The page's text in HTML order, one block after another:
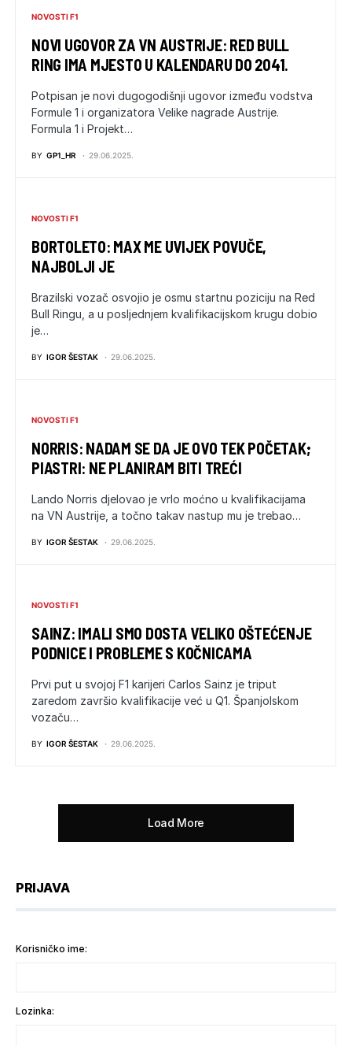
NOVOSTI F1
NOVI UGOVOR ZA VN AUSTRIJE: RED BULL
RING IMA MJESTO U KALENDARU DO 2041.
Potpisan je novi dugogodišnji ugovor između vodstva
Formule 1 i organizatora Velike nagrade Austrije.
Formula 1 i Projekt…
BY GP1_HR 29.06.2025.
NOVOSTI F1
BORTOLETO: MAX ME UVIJEK POVUČE,
NAJBOLJI JE
Brazilski vozač osvojio je osmu startnu poziciju na Red
Bull Ringu, a u posljednjem kvalifikacijskom krugu dobio
je…
BY IGOR ŠESTAK 29.06.2025.
NOVOSTI F1
NORRIS: NADAM SE DA JE OVO TEK POČETAK;
PIASTRI: NE PLANIRAM BITI TREĆI
Lando Norris djelovao je vrlo moćno u kvalifikacijama
na VN Austrije, a točno takav nastup mu je trebao…
BY IGOR ŠESTAK 29.06.2025.
NOVOSTI F1
SAINZ: IMALI SMO DOSTA VELIKO OŠTEĆENJE
PODNICE I PROBLEME S KOČNICAMA
Prvi put u svojoj F1 karijeri Carlos Sainz je triput
zaredom završio kvalifikacije već u Q1. Španjolskom
vozaču…
BY IGOR ŠESTAK 29.06.2025.
Load More
PRIJAVA
Korisničko ime:
Lozinka: